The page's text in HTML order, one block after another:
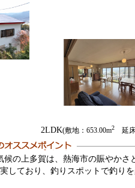
2LDK(敷地：653.00m2 延床
候の上多賀は、熱海市の賑やか
しており、釣りスポットで釣り